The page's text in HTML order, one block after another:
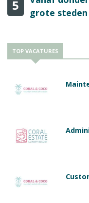
5
grote
TOP VACATURES